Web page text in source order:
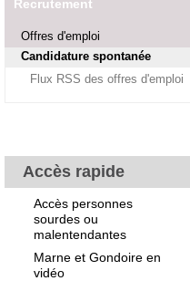
Recrutement
Offres d'emploi
Candidature spontanée
Flux RSS des offres d'emploi
Accès rapide
Accès personnes
sourdes ou
malentendantes
Marne et Gondoire en
vidéo